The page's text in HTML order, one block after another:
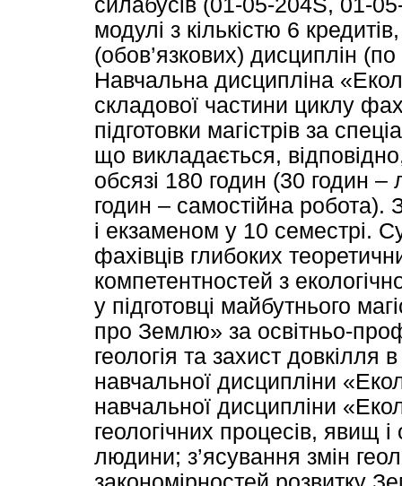
силабусів (01-05-204S, 01-
модулі з кількістю 6
(обов’язкових) дисциплін
Навчальна дисципліна
складової частини циклу
підготовки магістрів за
що викладається,
обсязі 180 годин (30 годин –
годин – самостійна робота).
і екзаменом у 10 семестрі.
фахівців глибоких
компетентностей з
у підготовці майбутнього
про Землю» за освітньо-
геологія та захист довкілля
навчальної дисципліни
навчальної дисципліни
геологічних процесів, явищ і
людини; з’ясування змін